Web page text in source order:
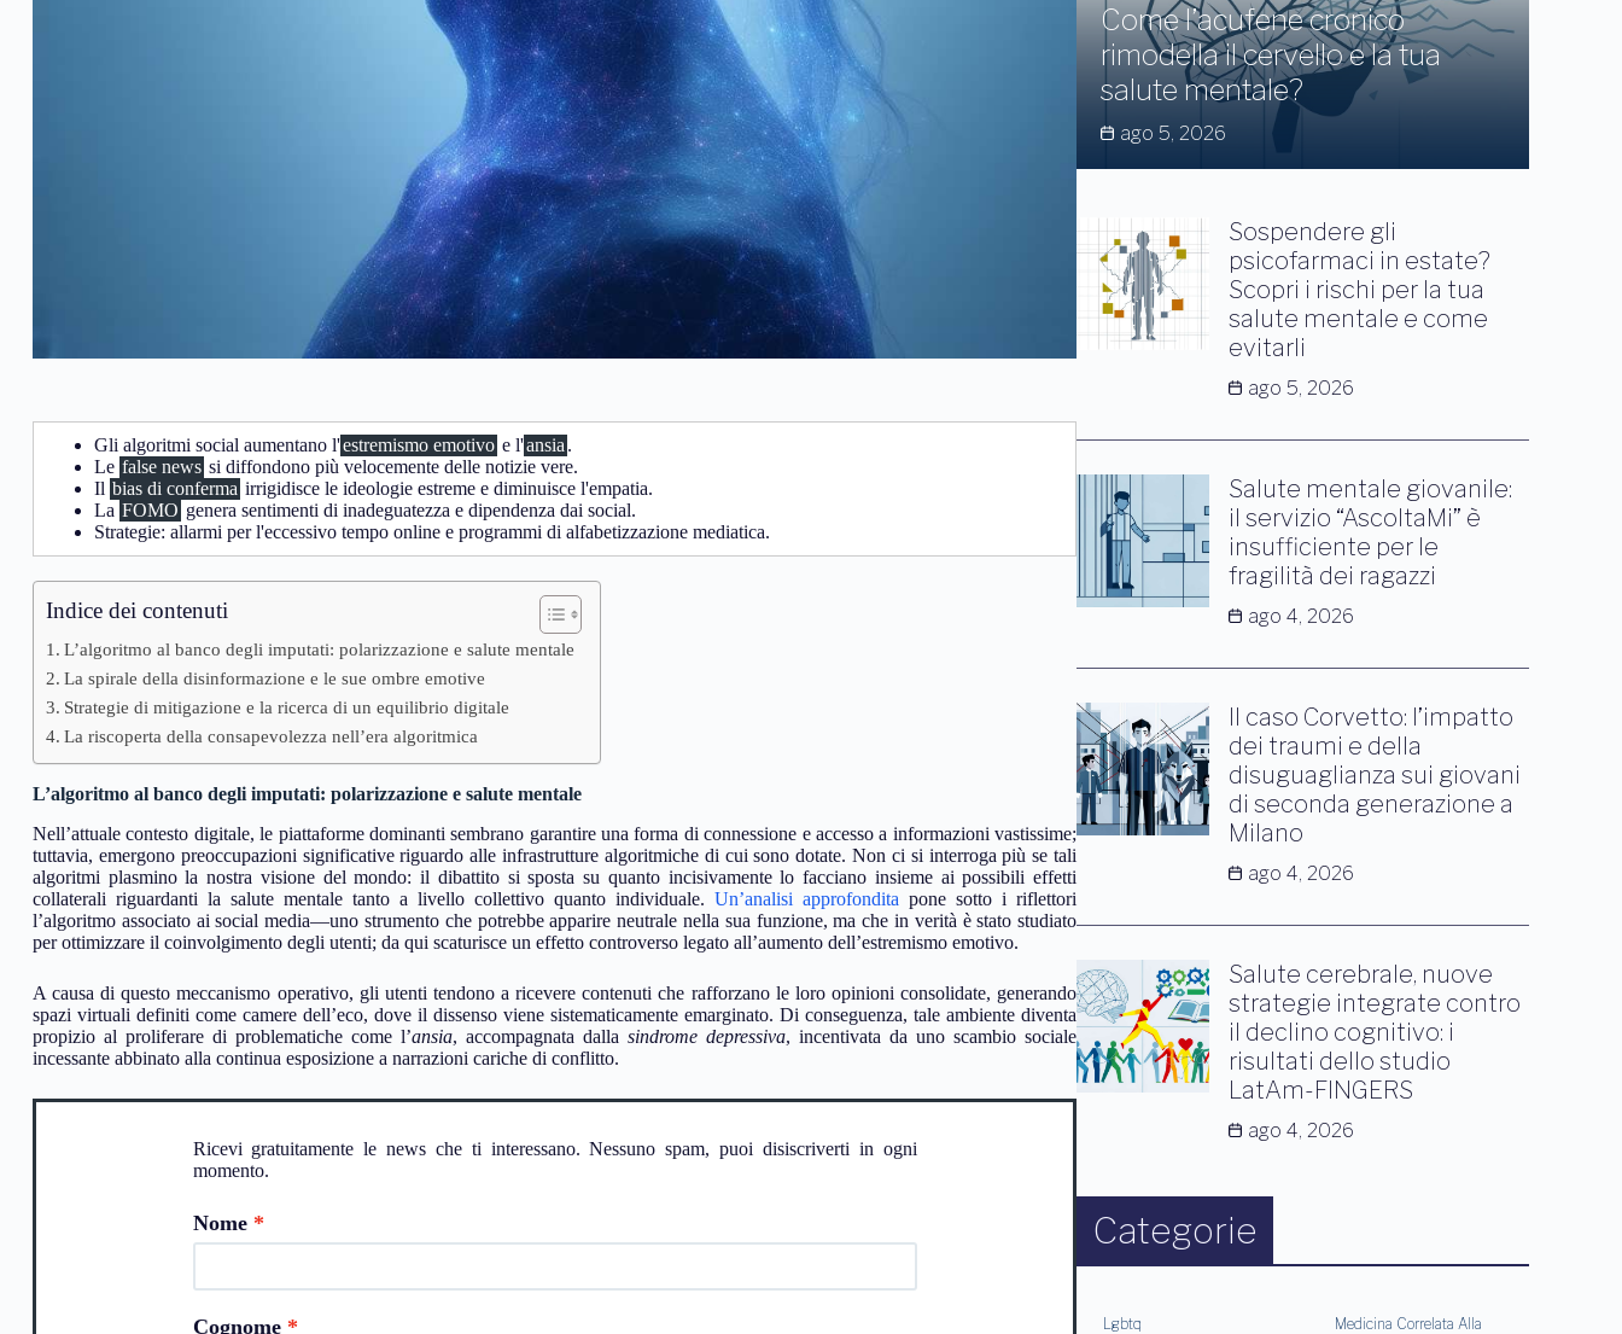
Gli algoritmi social aumentano l'estremismo emotivo e l'ansia .
Le false news si diffondono più velocemente delle notizie vere.
Il bias di conferma irrigidisce le ideologie estreme e diminuisce l'empatia.
La FOMO genera sentimenti di inadeguatezza e dipendenza dai social.
Strategie: allarmi per l'eccessivo tempo online e programmi di alfabetizzazione mediatica.
Indice dei contenuti
L’algoritmo al banco degli imputati: polarizzazione e salute mentale
La spirale della disinformazione e le sue ombre emotive
Strategie di mitigazione e la ricerca di un equilibrio digitale
La riscoperta della consapevolezza nell’era algoritmica
L’algoritmo al banco degli imputati: polarizzazione e salute mentale
Nell’attuale contesto digitale, le piattaforme dominanti sembrano garantire una forma di connessione e accesso a informazioni vastissime;
tuttavia, emergono preoccupazioni significative riguardo alle infrastrutture algoritmiche di cui sono dotate. Non ci si interroga più se tali
algoritmi plasmino la nostra visione del mondo: il dibattito si sposta su quanto incisivamente lo facciano insieme ai possibili effetti
collaterali riguardanti la salute mentale tanto a livello collettivo quanto individuale.Un’analisi approfondita pone sotto i riflettori
l’algoritmo associato ai social media—uno strumento che potrebbe apparire neutrale nella sua funzione, ma che in verità è stato studiato
per ottimizzare il coinvolgimento degli utenti; da qui scaturisce un effetto controverso legato all’aumento dell’estremismo emotivo.
A causa di questo meccanismo operativo, gli utenti tendono a ricevere contenuti che rafforzano le loro opinioni consolidate, generando
spazi virtuali definiti come camere dell’eco, dove il dissenso viene sistematicamente emarginato. Di conseguenza, tale ambiente diventa
propizio al proliferare di problematiche come l’ansia, accompagnata dallasindrome depressiva, incentivata da uno scambio sociale
incessante abbinato alla continua esposizione a narrazioni cariche di conflitto.
Ricevi gratuitamente le news che ti interessano. Nessuno spam, puoi disiscriverti in ogni
momento.
Nome
Cognome
Come l’acufene cronico
rimodella il cervello e la tua
salute mentale?
ago 5, 2026
Sospendere gli
psicofarmaci in estate?
Scopri i rischi per la tua
salute mentale e come
evitarli
ago 5, 2026
Salute mentale giovanile:
il servizio “AscoltaMi” è
insufficiente per le
fragilità dei ragazzi
ago 4, 2026
Il caso Corvetto: l’impatto
dei traumi e della
disuguaglianza sui giovani
di seconda generazione a
Milano
ago 4, 2026
Salute cerebrale, nuove
strategie integrate contro
il declino cognitivo: i
risultati dello studio
LatAm-FINGERS
ago 4, 2026
Categorie
Lgbtq
Medicina Correlata Alla